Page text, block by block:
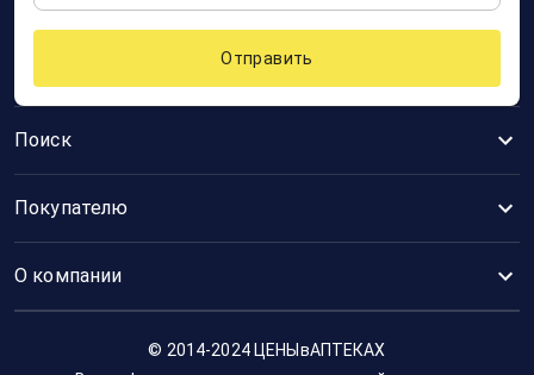
Поиск
Покупателю
О компании
Отправить
© 2014-2024 ЦЕНЫвАПТЕКАХ